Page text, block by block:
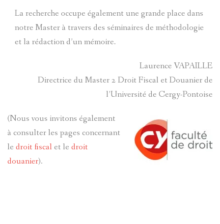
La recherche occupe également une grande place dans
notre Master à travers des séminaires de méthodologie
et la rédaction d’un mémoire.
Laurence VAPAILLE
Directrice du Master 2 Droit Fiscal et Douanier de
l’Université de Cergy-Pontoise
(Nous vous invitons également
à consulter les pages concernant
le droit fiscal et le droit
douanier).